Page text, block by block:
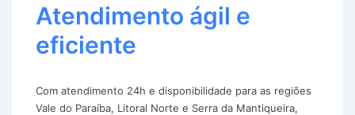
Atendimento ágil e
eficiente
Com atendimento 24h e disponibilidade para as regiões
Vale do Paraíba, Litoral Norte e Serra da Mantiqueira,